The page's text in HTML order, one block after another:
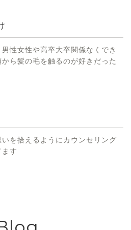
性女性や高卒大卒関係なくでき
ら髪の毛を触るのが好きだった
を拾えるようにカウンセリング
す